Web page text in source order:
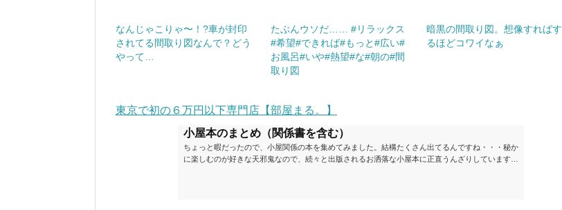
なんじゃこりゃ〜！?車が封印
されてる間取り図︎なんで？どう
やって…
たぶんウソだ…… #リラックス
#希望#できれば#もっと#広い#
お風呂#いや#熱望#な#朝の#間
取り図
暗黒の間取り図。想像すればす
るほどコワイなぁ
東京で初の６万円以下専門店【部屋まる。】
小屋本のまとめ（関係書を含む）
ちょっと暇だったので、小屋関係の本を集めてみました。結構たくさん出てるんですね・・・秘か
に楽しむのが好きな天邪鬼なので、続々と出版されるお洒落な小屋本に正直うんざりしています